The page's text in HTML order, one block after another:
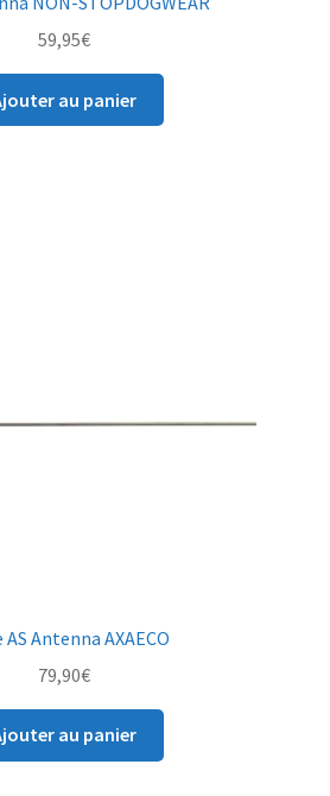
59,95€
au panier
AS Antenna AXAECO
79,90€
au panier